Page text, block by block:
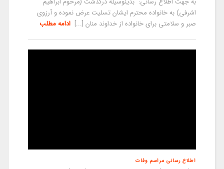
اشرفی) به خانواده محترم ایشان تسلیت عرض نموده و آرزوی
صبر و سلامتی برای خانواده از خداوند منان [...] ادامه مطلب
اطلاع رسانی مراسم وفات